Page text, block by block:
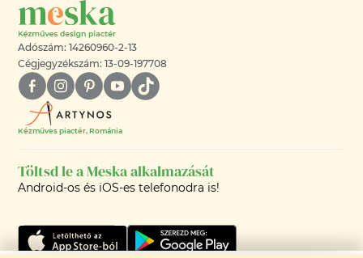
Adószám: 14260960-2-13
Cégjegyzékszám: 13-09-197708
Kézműves piactér, Románia
Töltsd le a Meska alkalmazását
Android-os és iOS-es telefonodra is!